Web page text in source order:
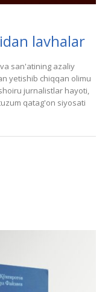
lavhalar
san'atining azaliy
yetishib chiqqan olimu
jurnalistlar hayoti,
qatag'on siyosati